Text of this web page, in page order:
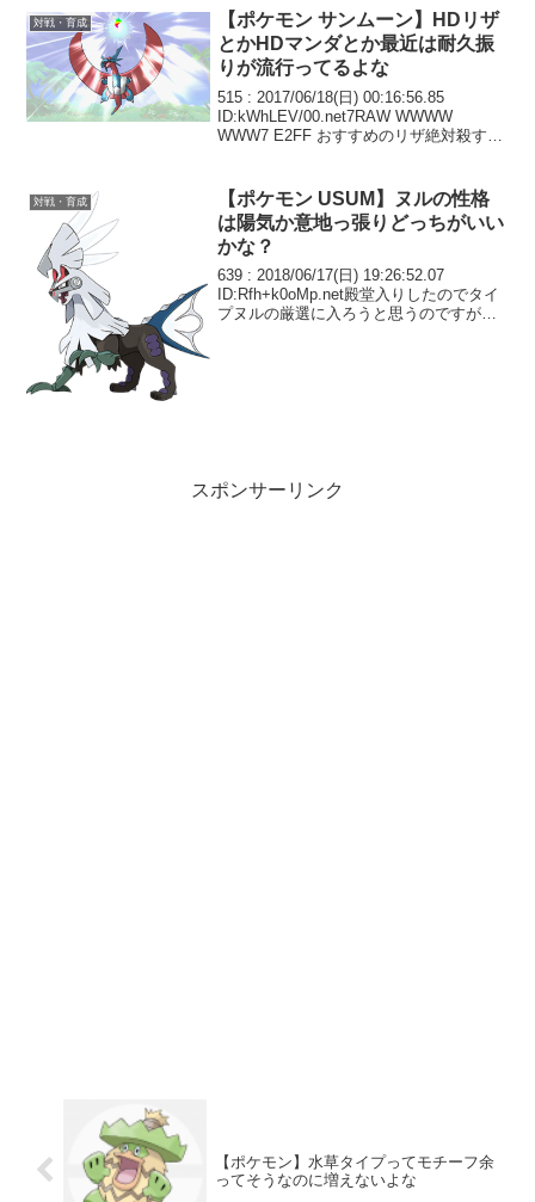
対戦・育成
【ポケモン サンムーン】HDリザ
とかHDマンダとか最近は耐久振
りが流行ってるよな
515 : 2017/06/18(日) 00:16:56.85
ID:kWhLEV/00.net7RAW WWWW
WWW7 E2FF おすすめのリザ絶対殺すマ
対戦・育成
【ポケモン USUM】ヌルの性格
は陽気か意地っ張りどっちがいい
かな？
639 : 2018/06/17(日) 19:26:52.07
ID:Rfh+k0oMp.net殿堂入りしたのでタイ
プヌルの厳選に入ろうと思うのですが性
スポンサーリンク
【ポケモン】水草タイプってモチーフ余
ってそうなのに増えないよな